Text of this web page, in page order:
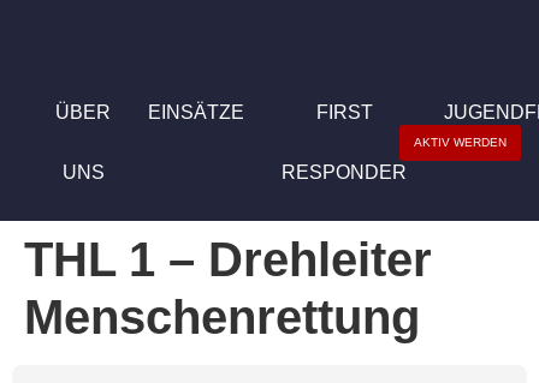
ÜBER
UNS
EINSÄTZE FIRST
RESPONDER
AKTIV WERDEN
THL 1 – Drehleiter
Menschenrettung